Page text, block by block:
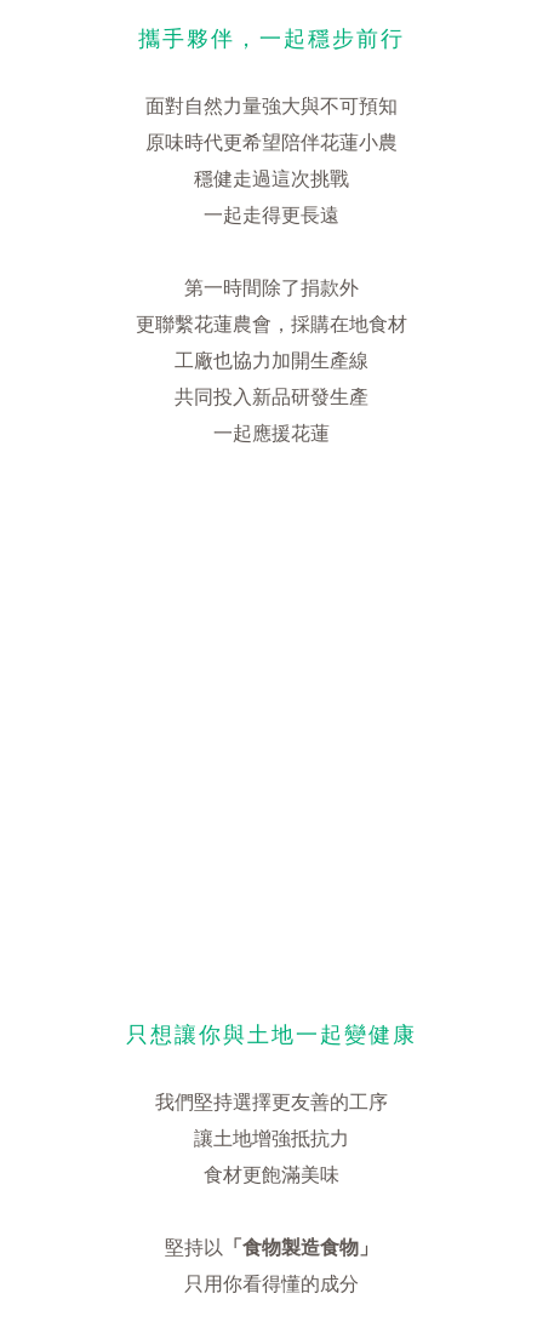
攜手夥伴，一起穩步前行
面對自然力量強大與不可預知
原味時代更希望陪伴花蓮小農
穩健走過這次挑戰
一起走得更長遠
第一時間除了捐款外
更聯繫花蓮農會，採購在地食材
工廠也協力加開生產線
共同投入新品研發生產
一起應援花蓮
只想讓你與土地一起變健康
我們堅持選擇更友善的工序
讓土地增強抵抗力
食材更飽滿美味
堅持以 「食物製造食物」
只用你看得懂的成分